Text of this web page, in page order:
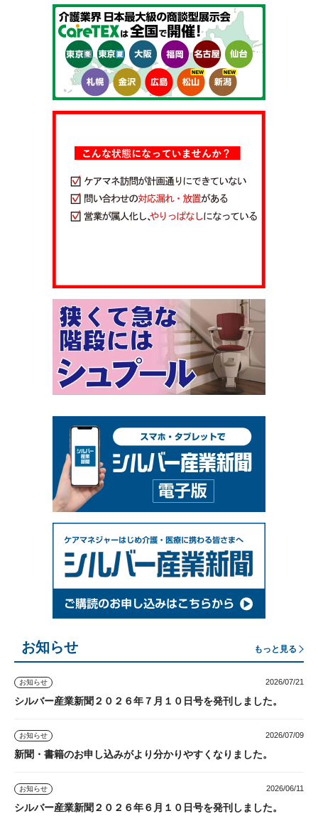
お知らせ もっと見る
お知らせ 2026/07/21
シルバー産業新聞２０２６年７月１０日号を発刊しました。
お知らせ 2026/07/09
新聞・書籍のお申し込みがより分かりやすくなりました。
お知らせ 2026/06/11
シルバー産業新聞２０２６年６月１０日号を発刊しました。